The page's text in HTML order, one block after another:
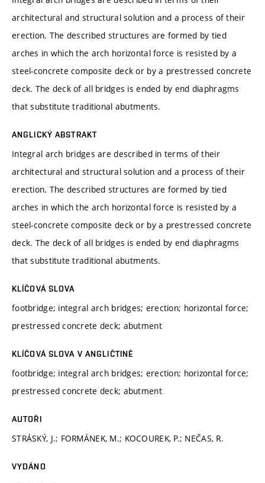
architectural and structural solution and a process of their
erection. The described structures are formed by tied
arches in which the arch horizontal force is resisted by a
steel-concrete composite deck or by a prestressed concrete
deck. The deck of all bridges is ended by end diaphragms
that substitute traditional abutments.
ANGLICKÝ ABSTRAKT
Integral arch bridges are described in terms of their
architectural and structural solution and a process of their
erection. The described structures are formed by tied
arches in which the arch horizontal force is resisted by a
steel-concrete composite deck or by a prestressed concrete
deck. The deck of all bridges is ended by end diaphragms
that substitute traditional abutments.
KLÍČOVÁ SLOVA
footbridge; integral arch bridges; erection; horizontal force;
prestressed concrete deck; abutment
KLÍČOVÁ SLOVA V ANGLIČTINĚ
footbridge; integral arch bridges; erection; horizontal force;
prestressed concrete deck; abutment
AUTOŘI
STRÁSKÝ, J.; FORMÁNEK, M.; KOCOUREK, P.; NEČAS, R.
VYDÁNO